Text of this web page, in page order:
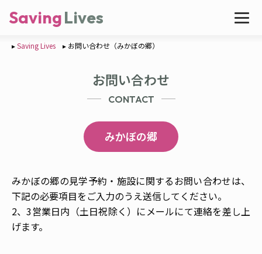
SavingLives
Saving Lives お問い合わせ（みかぼの郷）
お問い合わせ
CONTACT
みかぼの郷
みかぼの郷の見学予約・施設に関するお問い合わせは、
下記の必要項目をご入力のうえ送信してください。
2、3営業日内（土日祝除く）にメールにて連絡を差し上
げます。